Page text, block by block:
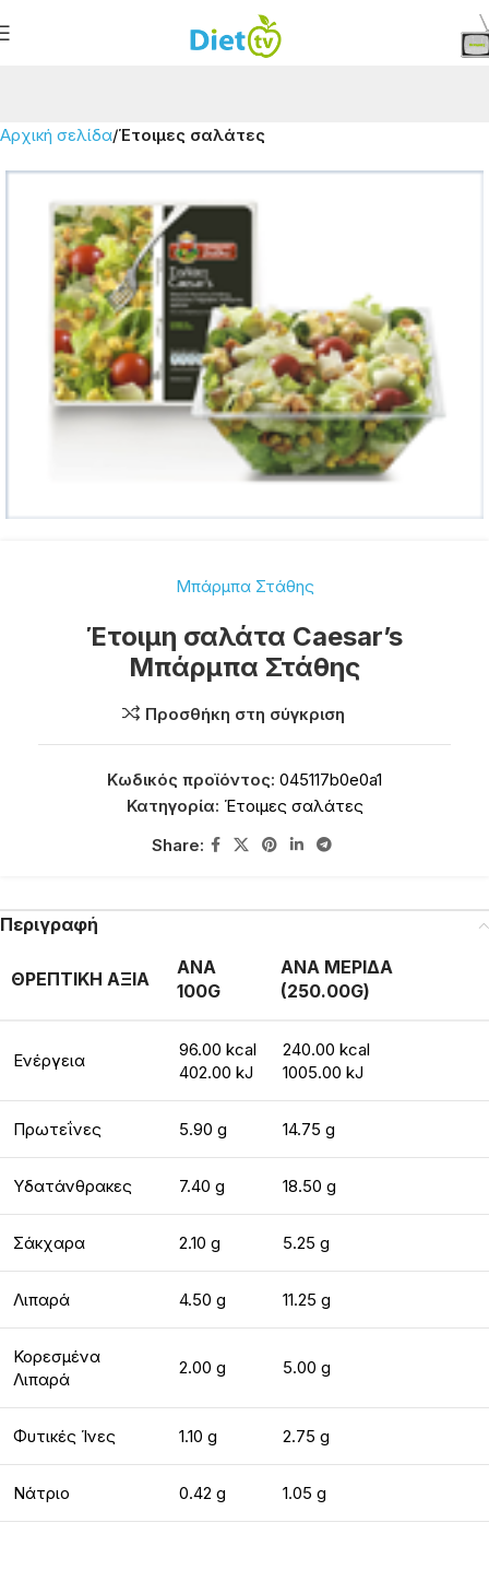
Αρχική σελίδα Έτοιμες σαλάτες
Μπάρμπα Στάθης
Έτοιμη σαλάτα Caesar’s
Μπάρμπα Στάθης
Προσθήκη στη σύγκριση
Κωδικός προϊόντος: 045117b0e0a1
Κατηγορία: Έτοιμες σαλάτες
Share:
Περιγραφή
ΘΡΕΠΤΙΚΗ ΑΞΙΑ
ΑΝΑ
100G
ΑΝΑ ΜΕΡΙΔΑ
(250.00G)
Ενέργεια
96.00 kcal
402.00 kJ
240.00 kcal
1005.00 kJ
Πρωτεΐνες 5.90 g 14.75 g
Υδατάνθρακες 7.40 g 18.50 g
Σάκχαρα 2.10 g 5.25 g
Λιπαρά 4.50 g 11.25 g
Κορεσμένα
Λιπαρά
2.00 g 5.00 g
Φυτικές Ίνες 1.10 g 2.75 g
Νάτριο 0.42 g 1.05 g